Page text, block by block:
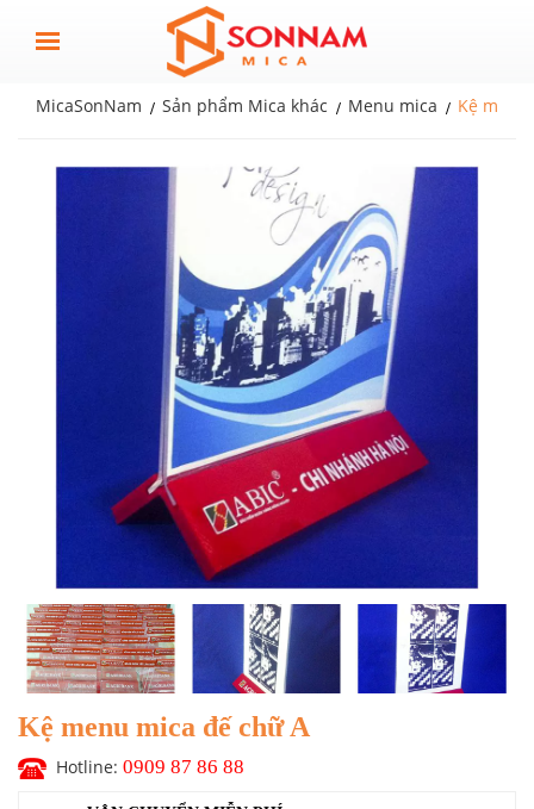
MicaSonNam Sản phẩm Mica khác Menu mica Kệ
Kệ menu mica đế chữ A
Hotline: 0909 87 86 88